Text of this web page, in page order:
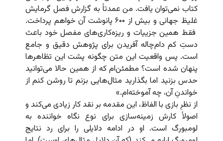
کتاب نمی‌توان یافت. من عمدتاً به گزارش فصل گرمایش
غلیظ جهانی و بیش از ۶۰۰ پانوشت آن خواهم پرداخت.
فقط همین جزییات و ریزه‌کاری‌های مفصل خود باعث
دستِ کم دام‌چاله آفریدن برای پژوهش دقیق و جامع
است. پس واقعیت این متن چگونه پشت این تظاهرها
پنهان شده است؟ مطمئن‌ام که از همین حالا می‌توانید
حدس بزنید اما بگذارید مثال‌هایی بزنم تا روشن کنم از
خواندنِ آن، چه آموخته‌ام.»
از نظرِ بازی با الفاظ، این مقدمه بر نقد کار زیادی می‌کند و
اصولاً کارش زمینه‌سازی برای نوع نگاه خواننده به
لومبورگ است. او در ادامه دلایلی را برای رد نتایج